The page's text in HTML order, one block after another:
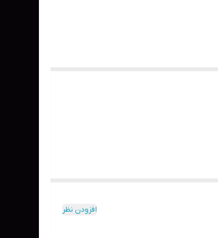
افزودن نظر